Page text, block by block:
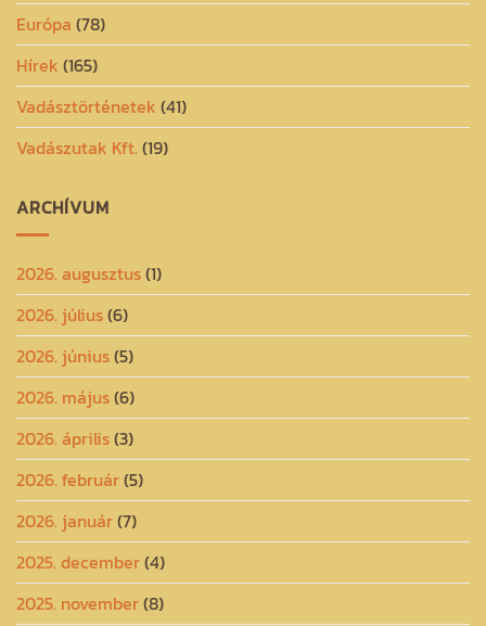
Európa (78)
Hírek (165)
Vadásztörténetek (41)
Vadászutak Kft. (19)
ARCHÍVUM
2026. augusztus(1)
2026. július(6)
2026. június(5)
2026. május(6)
2026. április(3)
2026. február(5)
2026. január(7)
2025. december(4)
2025. november(8)